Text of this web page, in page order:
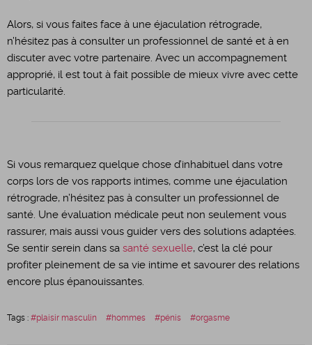
Alors, si vous faites face à une éjaculation rétrograde,
n’hésitez pas à consulter un professionnel de santé et à en
discuter avec votre partenaire. Avec un accompagnement
approprié, il est tout à fait possible de mieux vivre avec cette
particularité.
Si vous remarquez quelque chose d’inhabituel dans votre
corps lors de vos rapports intimes, comme une éjaculation
rétrograde, n’hésitez pas à consulter un professionnel de
santé. Une évaluation médicale peut non seulement vous
rassurer, mais aussi vous guider vers des solutions adaptées.
Se sentir serein dans sa santé sexuelle, c’est la clé pour
profiter pleinement de sa vie intime et savourer des relations
encore plus épanouissantes.
Tags : plaisir masculin hommes pénis orgasme